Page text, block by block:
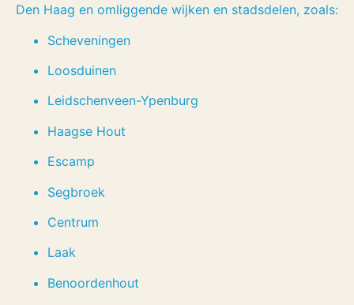
Den Haag en omliggende wijken en stadsdelen, zoals:
Scheveningen
Loosduinen
Leidschenveen-Ypenburg
Haagse Hout
Escamp
Segbroek
Centrum
Laak
Benoordenhout